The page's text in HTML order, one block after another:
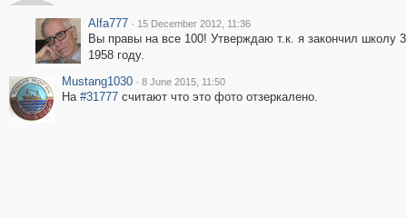
Alfa777 · 15 December 2012, 11:36
Вы правы на все 100! Утверждаю т.к. я закончил школу
1958 году.
Mustang1030 · 8 June 2015, 11:50
На #31777считают что это фото отзеркалено.